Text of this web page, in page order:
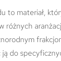
to materiał,
różnych
do